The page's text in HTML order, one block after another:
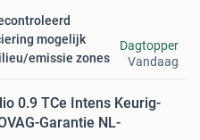
mogelijk
emissie zones
Dagtopper
Vandaag
0.9 TCe Intens Keurig-
Garantie NL-